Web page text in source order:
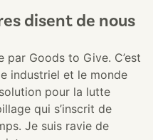
disent de nous
par Goods to Give. C’est
industriel et le monde
pour la lutte
qui s’inscrit de
Je suis ravie de